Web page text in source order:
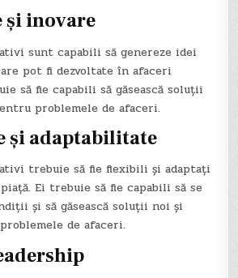
și inovare
sunt capabili să genereze idei
pot fi dezvoltate în afaceri
să fie capabili să găsească soluții
problemele de afaceri.
și adaptabilitate
trebuie să fie flexibili și adaptați
Ei trebuie să fie capabili să se
și să găsească soluții noi și
de afaceri.